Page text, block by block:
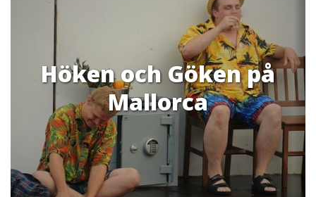
Höken och Göken på
Mallorca